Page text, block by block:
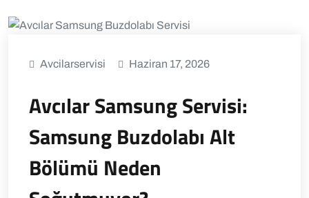
Avcilarservisi Haziran 17, 2026
Avcılar Samsung Servisi:
Samsung Buzdolabı Alt
Bölümü Neden